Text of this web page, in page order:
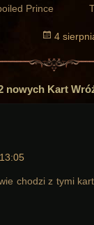
Prince
4
nowych Kart
chodzi z tymi